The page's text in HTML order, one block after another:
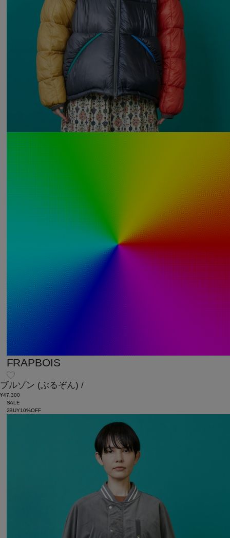
FRAPBOIS
ブルゾン (ぶるぞん) /
¥47,300
SALE
2BUY10%OFF